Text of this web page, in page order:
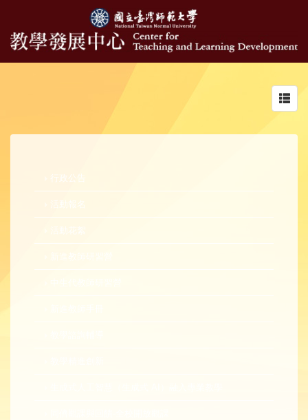
行政公告
活動報名
活動花絮
新進教師研習營